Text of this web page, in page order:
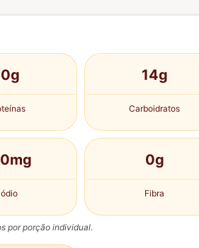
14g
Carboidratos
0g
Fibra
por porção individual.